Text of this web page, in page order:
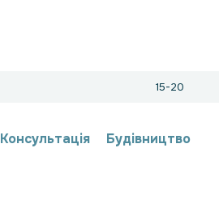
15-20
Консультація Будівництво